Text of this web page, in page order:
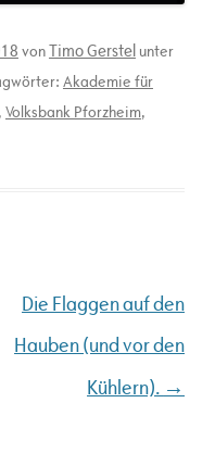
vonTimo Gerstel unter
Akademie für
Volksbank Pforzheim,
Die Flaggen auf den
Hauben (und vor den
Kühlern). →